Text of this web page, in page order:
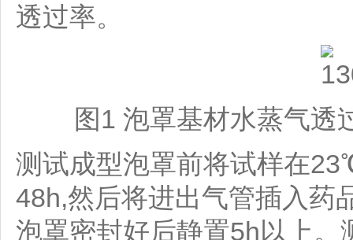
透过率。
图1 泡罩基材水蒸气
测试成型泡罩前将试样在
48h,然后将进出气管插入药
泡罩密封好后静置5h以上